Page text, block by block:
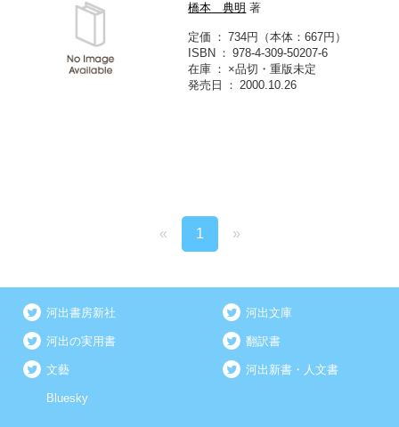
橋本 典明 著
定価
734円（本体：667円）
ISBN
978-4-309-50207-6
在庫
×品切・重版未定
発売日
2000.10.26
« 1 »
河出書房新社 河出文庫
河出の実用書 翻訳書
文藝 河出新書・人文書
Bluesky